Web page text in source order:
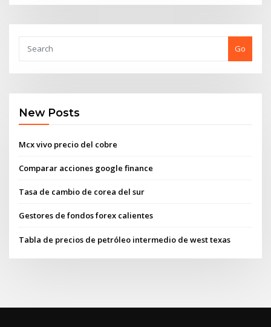
Go
New Posts
Mcx vivo precio del cobre
Comparar acciones google finance
Tasa de cambio de corea del sur
Gestores de fondos forex calientes
Tabla de precios de petróleo intermedio de west texas